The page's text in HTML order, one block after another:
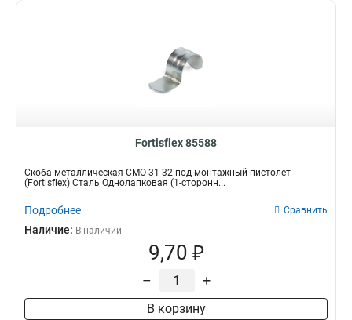
Fortisflex 85588
Скоба металлическая СМО 31-32 под монтажный пистолет
(Fortisflex) Сталь Однолапковая (1-сторонн...
Подробнее Сравнить
Наличие: В наличии
9,70 ₽
– +
В корзину